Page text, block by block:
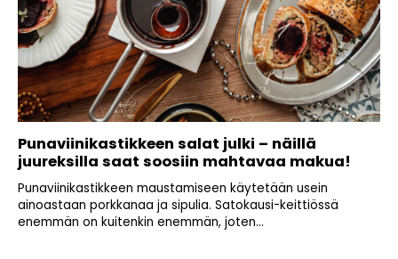
Punaviinikastikkeen salat julki – näillä
juureksilla saat soosiin mahtavaa makua!
Punaviinikastikkeen maustamiseen käytetään usein
ainoastaan porkkanaa ja sipulia. Satokausi-keittiössä
enemmän on kuitenkin enemmän, joten...